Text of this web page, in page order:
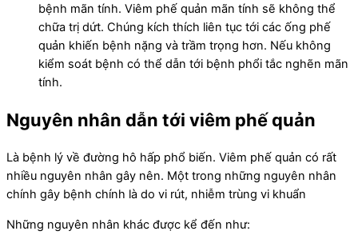
bệnh mãn tính. Viêm phế quản mãn tính sẽ không thể
chữa trị dứt. Chúng kích thích liên tục tới các ống phế
quản khiến bệnh nặng và trầm trọng hơn. Nếu không
kiểm soát bệnh có thể dẫn tới bệnh phổi tắc nghẽn mãn
tính.
Nguyên nhân dẫn tới viêm phế quản
Là bệnh lý về đường hô hấp phổ biến. Viêm phế quản có rất
nhiều nguyên nhân gây nên. Một trong những nguyên nhân
chính gây bệnh chính là do vi rút, nhiễm trùng vi khuẩn
Những nguyên nhân khác được kể đến như: